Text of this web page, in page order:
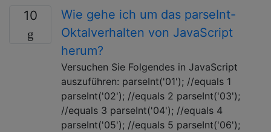
10
Wie gehe ich um das parseInt-
Oktalverhalten von JavaScript
herum?
Versuchen Sie Folgendes in JavaScript
auszuführen: parseInt('01'); //equals 1
parseInt('02'); //equals 2 parseInt('03');
//equals 3 parseInt('04'); //equals 4
parseInt('05'); //equals 5 parseInt('06');